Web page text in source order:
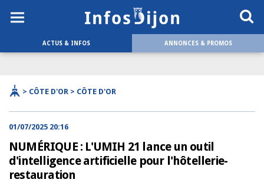
ACTUS & INFOS ANNONCES & PROMOS
> CÔTE D'OR > CÔTE D'OR
01/07/2025 20:16
NUMÉRIQUE : L'UMIH 21 lance un outil
d'intelligence artificielle pour l'hôtellerie-
restauration